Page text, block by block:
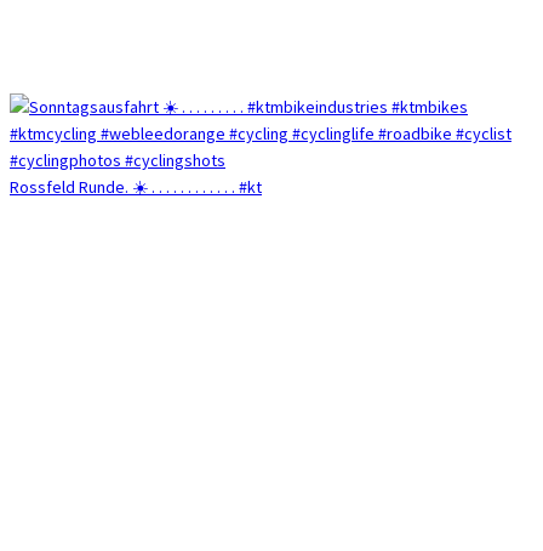
Rossfeld Runde. ☀️ . . . . . . . . . . . . #kt